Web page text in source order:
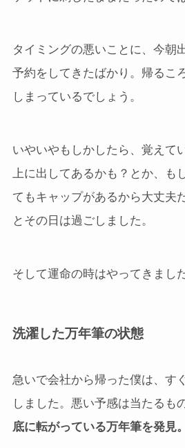
タイミングの悪いことに、今朝
予約をしてきたばかり。帰るこ
しまっているでしょう。
いやいやもしかしたら、覚えて
上に出してあるかも？とか、も
てもキャップがあるから大丈夫
とその日は過ごしました。
そして運命の時はやってきました
洗濯した万年筆の状態
急いで会社から帰った僕は、す
しました。悪い予感は当たるも
底に転がっている万年筆を発見。